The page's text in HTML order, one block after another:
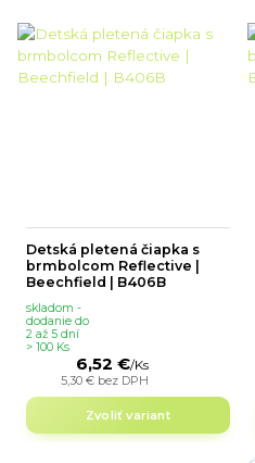
Detská pletená čiapka s
brmbolcom Reflective |
Beechfield | B406B
6,52 €/Ks
5,30 € bez DPH
skladom -
dodanie do
2 až 5 dní
> 100 Ks
Zvoliť variant